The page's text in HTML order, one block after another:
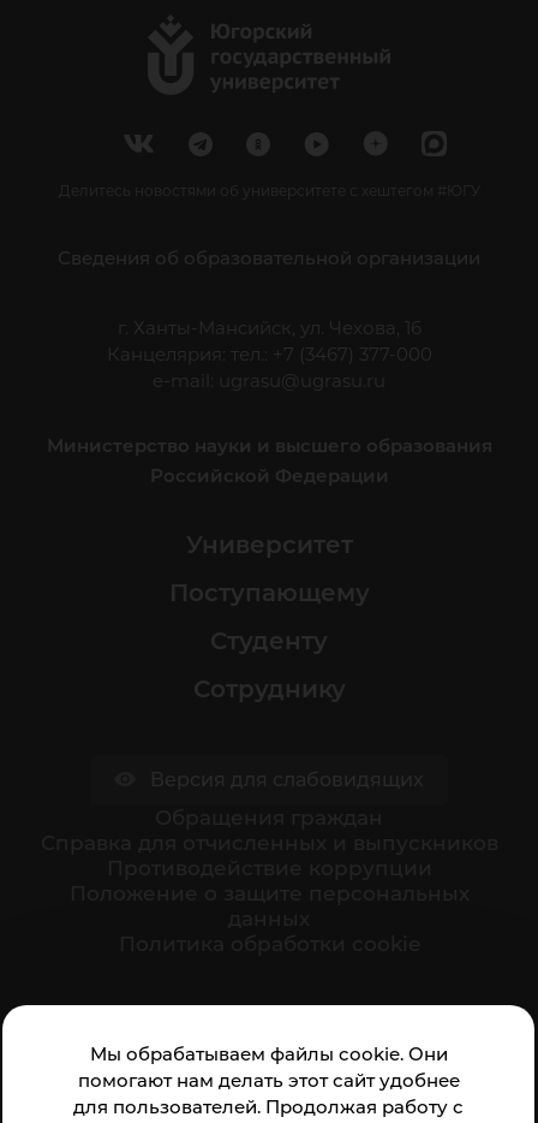
Мы обрабатываем файлы cookie. Они
помогают нам делать этот сайт удобнее
для пользователей. Продолжая работу с
Делитесь новостями об университете с хештегом #ЮГУ
Сведения об образовательной организации
г. Ханты-Мансийск, ул. Чехова, 16
Канцелярия: тел.: +7 (3467) 377-000
e-mail:
ugrasu@ugrasu.ru
Министерство науки и высшего образования
Российской Федерации
Университет
Поступающему
Студенту
Сотруднику
организации: